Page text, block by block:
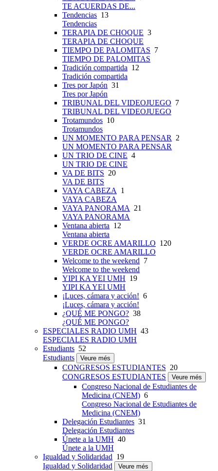
TE ACUERDAS DE...
Tendencias 13
Tendencias
TERAPIA DE CHOQUE 3
TERAPIA DE CHOQUE
TIEMPO DE PALOMITAS 7
TIEMPO DE PALOMITAS
Tradición compartida 12
Tradición compartida
Tres por Japón 31
Tres por Japón
TRIBUNAL DEL VIDEOJUEGO 7
TRIBUNAL DEL VIDEOJUEGO
Trotamundos 10
Trotamundos
UN MOMENTO PARA PENSAR 2
UN MOMENTO PARA PENSAR
UN TRIO DE CINE 4
UN TRIO DE CINE
VA DE BITS 20
VA DE BITS
VAYA CABEZA 1
VAYA CABEZA
VAYA PANORAMA 21
VAYA PANORAMA
Ventana abierta 12
Ventana abierta
VERDE OCRE AMARILLO 120
VERDE OCRE AMARILLO
Welcome to the weekend 7
Welcome to the weekend
YIPI KA YEI UMH 19
YIPI KA YEI UMH
¡Luces, cámara y acción! 6
¡Luces, cámara y acción!
¿QUÉ ME PONGO? 38
¿QUÉ ME PONGO?
ESPECIALES RADIO UMH 43
ESPECIALES RADIO UMH
Estudiants 52
Estudiants
Veure més
CONGRESOS ESTUDIANTES 20
CONGRESOS ESTUDIANTES
Veure més
Congreso Nacional de Estudiantes de
Medicina (CNEM) 6
Congreso Nacional de Estudiantes de
Medicina (CNEM)
Delegación Estudiantes 31
Delegación Estudiantes
Únete a la UMH 40
Únete a la UMH
Igualdad y Solidaridad 19
Igualdad y Solidaridad
Veure més